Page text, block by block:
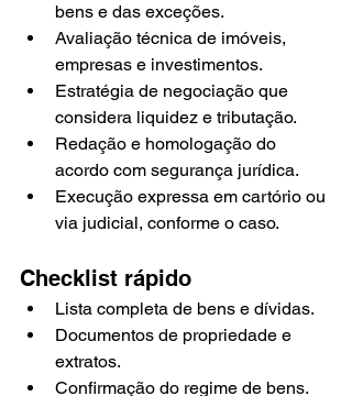
bens e das exceções.
Avaliação técnica de imóveis,
empresas e investimentos.
Estratégia de negociação que
considera liquidez e tributação.
Redação e homologação do
acordo com segurança jurídica.
Execução expressa em cartório ou
via judicial, conforme o caso.
Checklist rápido
Lista completa de bens e dívidas.
Documentos de propriedade e
extratos.
Confirmação do regime de bens.